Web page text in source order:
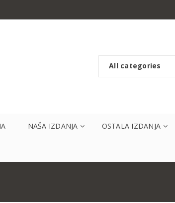
All categories
NAŠA IZDANJA OSTALA IZDANJA